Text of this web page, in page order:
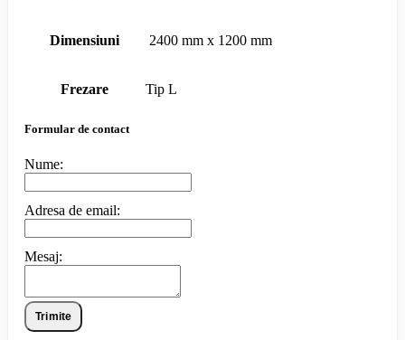
Dimensiuni 2400 mm x 1200 mm
Frezare Tip L
Formular de contact
Nume:
Adresa de email:
Mesaj:
Trimite